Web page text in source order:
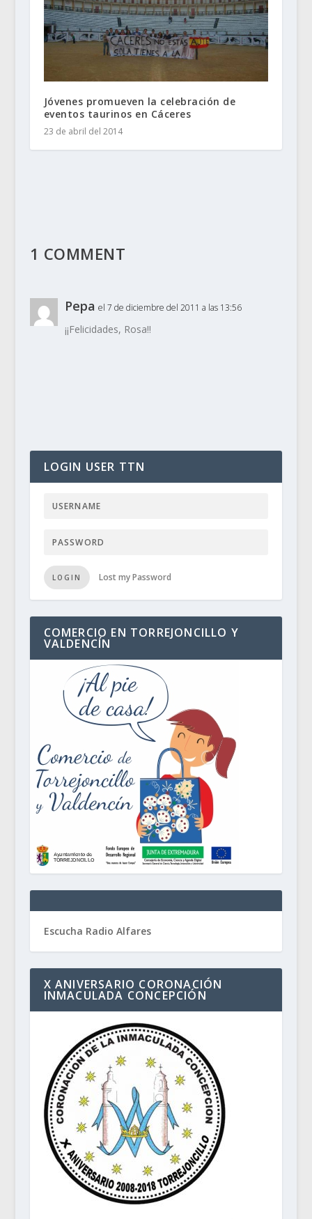
Jóvenes promueven la celebración de
eventos taurinos en Cáceres
23 de abril del 2014
1 COMMENT
Pepa el 7 de diciembre del 2011 a las 13:56
¡¡Felicidades, Rosa!!
LOGIN USER TTN
LOGIN Lost my Password
COMERCIO EN TORREJONCILLO Y
VALDENCÍN
Escucha Radio Alfares
X ANIVERSARIO CORONACIÓN
INMACULADA CONCEPCIÓN